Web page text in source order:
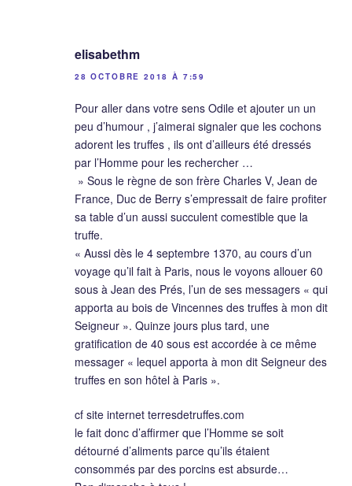
elisabethm
28 OCTOBRE 2018 À 7:59
Pour aller dans votre sens Odile et ajouter un un
peu d’humour , j’aimerai signaler que les cochons
adorent les truffes , ils ont d’ailleurs été dressés
par l’Homme pour les rechercher …
» Sous le règne de son frère Charles V, Jean de
France, Duc de Berry s’empressait de faire profiter
sa table d’un aussi succulent comestible que la
truffe.
« Aussi dès le 4 septembre 1370, au cours d’un
voyage qu’il fait à Paris, nous le voyons allouer 60
sous à Jean des Prés, l’un de ses messagers « qui
apporta au bois de Vincennes des truffes à mon dit
Seigneur ». Quinze jours plus tard, une
gratification de 40 sous est accordée à ce même
messager « lequel apporta à mon dit Seigneur des
truffes en son hôtel à Paris ».
cf site internet terresdetruffes.com
le fait donc d’affirmer que l’Homme se soit
détourné d’aliments parce qu’ils étaient
consommés par des porcins est absurde…